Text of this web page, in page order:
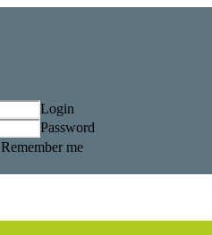
Login
Password
Remember me